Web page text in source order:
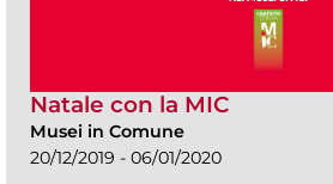
Natale con la MIC
Musei in Comune
20/12/2019 - 06/01/2020